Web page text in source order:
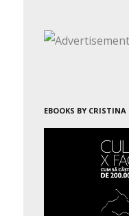
EBOOKS BY